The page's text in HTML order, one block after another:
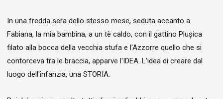
In una fredda sera dello stesso mese, seduta accanto a
Fabiana, la mia bambina, a un tè caldo, con il gattino Plușica
filato alla bocca della vecchia stufa e l'Azzorre quello che si
contorceva tra le braccia, apparve l'IDEA. L'idea di creare dal
luogo dell'infanzia, una STORIA.